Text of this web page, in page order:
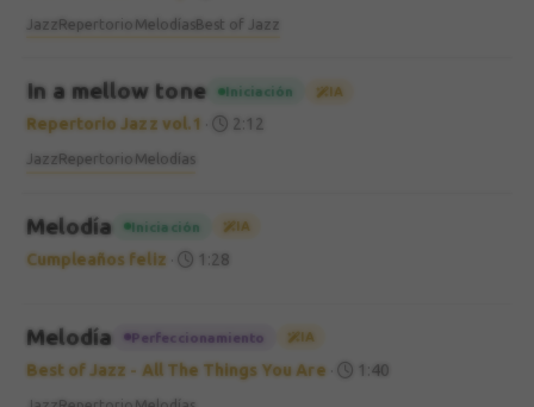
JazzRepertorio MelodíasBest of Jazz
In a mellow tone Iniciación IA
Repertorio Jazz vol.1 2:12
JazzRepertorio Melodías
Melodía Iniciación IA
Cumpleaños feliz 1:28
Melodía Perfeccionamiento IA
Best of Jazz - All The Things You Are 1:40